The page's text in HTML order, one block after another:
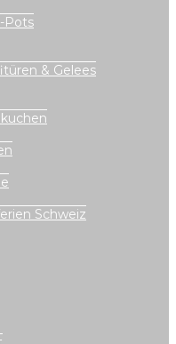
Pots
& Gelees
Schweiz